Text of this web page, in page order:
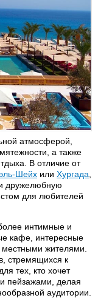
Grand Azur
LTI Royal Grand
Grand Oasis 5*
Naama Sun Club 3*
Rosetta 4*
Rosetta Hills 3*
Tivoli 3*
4*
3*
Grand 5*
Groove 4*
3*
атмосферой,
а также
В отличие от
Шейх или Хургада
дружелюбную
для любителей
интимные и
кафе, интересные
местными жителями.
стремящихся к
тех, кто хочет
пейзажами, делая
аудитории.